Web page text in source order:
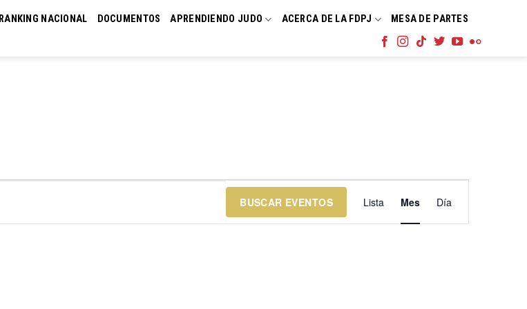
RANKING NACIONAL DOCUMENTOS APRENDIENDO JUDO ACERCA DE LA FDPJ MESA DE PARTES
BUSCAR EVENTOS Lista Mes Día